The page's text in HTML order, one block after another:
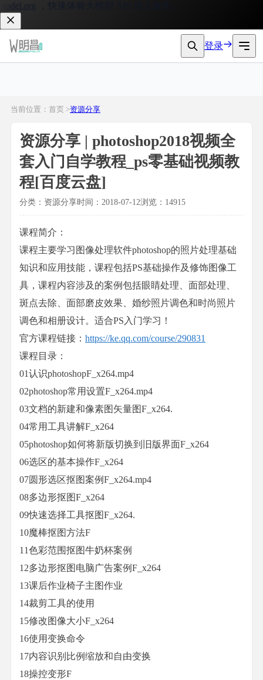
，快速体验大模型 API 接入服务。
登录
当前位置：首页 >资源分享
资源分享 | photoshop2018视频全
套入门自学教程_ps零基础视频教
程[百度云盘]
分类：资源分享时间：2018-07-12浏览：14915
课程简介：
课程主要学习图像处理软件photoshop的照片处理基础
知识和应用技能，课程包括PS基础操作及修饰图像工
具，课程内容涉及的案例包括眼睛处理、面部处理、
斑点去除、面部磨皮效果、婚纱照片调色和时尚照片
调色和相册设计。适合PS入门学习！
官方课程链接： https://ke.qq.com/course/290831
课程目录：
01认识photoshopF_x264.mp4
02photoshop常用设置F_x264.mp4
03文档的新建和像素图矢量图F_x264.
04常用工具讲解F_x264
05photoshop如何将新版切换到旧版界面F_x264
06选区的基本操作F_x264
07圆形选区抠图案例F_x264.mp4
08多边形抠图F_x264
09快速选择工具抠图F_x264.
10魔棒抠图方法F
11色彩范围抠图牛奶杯案例
12多边形抠图电脑广告案例F_x264
13课后作业椅子主图作业
14裁剪工具的使用
15修改图像大小F_x264
16使用变换命令
17内容识别比例缩放和自由变换
18操控变形F